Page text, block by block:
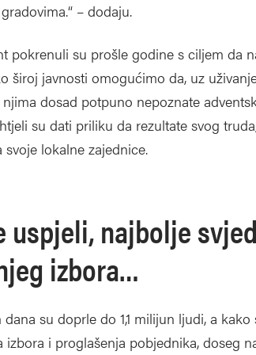
– dodaju.
pokrenuli su prošle godine s ciljem da
široj javnosti omogućimo da, uz
dosad potpuno nepoznate
su dati priliku da rezultate svog
lokalne zajednice.
uspjeli, najbolje
izbora…
dana su doprle do 1,1 milijun ljudi, a
izbora i proglašenja pobjednika, doseg